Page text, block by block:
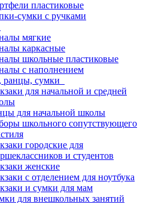
пластиковые
сумки с ручками
мягкие
каркасные
школьные пластиковые
с наполнением
ранцы, сумки
для начальной и средней
для начальной школы
школьного сопутствующего
городские для
и студентов
женские
с отделением для ноутбука
и сумки для мам
для внешкольных занятий